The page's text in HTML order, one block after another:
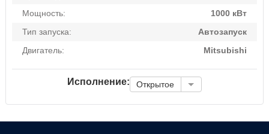
Мощность:
1000 кВт
Тип запуска:
Автозапуск
Двигатель:
Mitsubishi
Исполнение: Открытое